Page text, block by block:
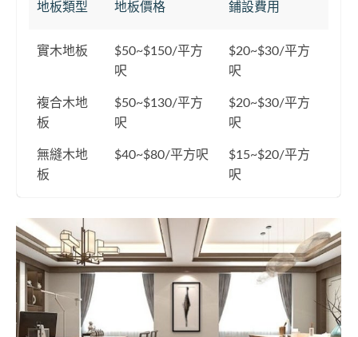
地板類型 地板價格 鋪設費用
實木地板
$50~$150/平方
呎
$20~$30/平方
呎
複合木地
板
$50~$130/平方
呎
$20~$30/平方
呎
無縫木地
板
$40~$80/平方呎
$15~$20/平方
呎